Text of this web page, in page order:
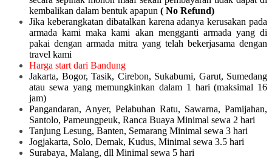
kembalikan dalam bentuk apapun ( No Refund)
Jika keberangkatan dibatalkan karena adanya kerusakan pada
armada kami maka kami akan mengganti armada yang di
pakai dengan armada mitra yang telah bekerjasama dengan
travel kami
Harga start dari Bandung
Jakarta, Bogor, Tasik, Cirebon, Sukabumi, Garut, Sumedang
atau sewa yang memungkinkan dalam 1 hari (maksimal 16
jam)
Pangandaran, Anyer, Pelabuhan Ratu, Sawarna, Pamijahan,
Santolo, Pameungpeuk, Ranca Buaya Minimal sewa 2 hari
Tanjung Lesung, Banten, Semarang Minimal sewa 3 hari
Jogjakarta, Solo, Demak, Kudus, Minimal sewa 3.5 hari
Surabaya, Malang, dll Minimal sewa 5 hari